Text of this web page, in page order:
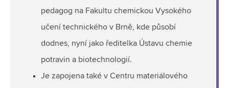
pedagog na Fakultu chemickou Vysokého
učení technického v Brně, kde působí
dodnes, nyní jako ředitelka Ústavu chemie
potravin a biotechnologií.
Je zapojena také v Centru materiálového